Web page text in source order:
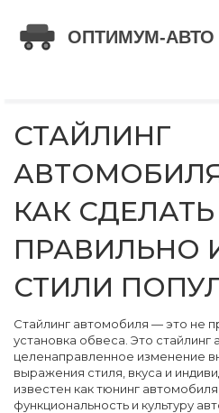
СТАЙЛИНГ
КАК СДЕЛАТЬ
ПРАВИЛЬНО
СТИЛИ
Стайлинг автомобиля — это не
установка обвеса. Это стайлинг
целенаправленное изменение
выражения стиля, вкуса и
известен кактюнинг автомобиля
функциональность и культуру